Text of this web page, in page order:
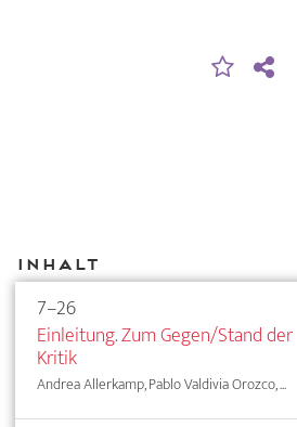
Inhalt
7–26
Einleitung. Zum Gegen/Stand der
Kritik
Andrea Allerkamp, Pablo Valdivia Orozco, ...